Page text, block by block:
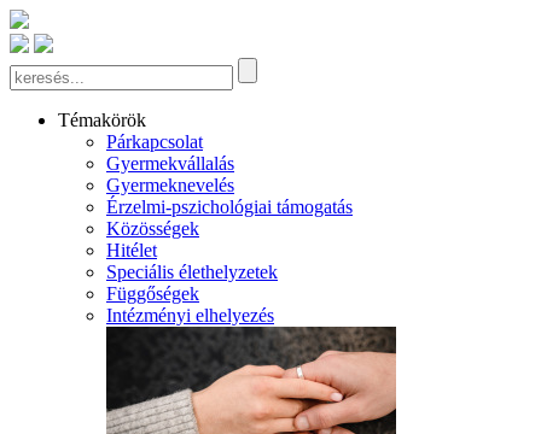
Témakörök
Párkapcsolat
Gyermekvállalás
Gyermeknevelés
Érzelmi-pszichológiai támogatás
Közösségek
Hitélet
Speciális élethelyzetek
Függőségek
Intézményi elhelyezés